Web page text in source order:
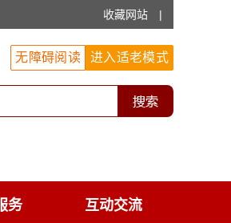
收藏网站 |
进入适老模式
无障碍阅读
务 互动交流